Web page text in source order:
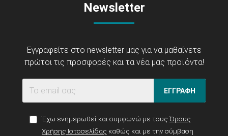
Newsletter
Εγγραφείτε στο newsletter μας για να μαθαίνετε
πρώτοι τις προσφορές και τα νέα μας προϊόντα!
ΕΓΓΡΑΦΗ
Έχω ενημερωθεί και συμφωνώ με τους Όρους
Χρήσης Ιστοσελίδας καθώς και με την σύμβαση